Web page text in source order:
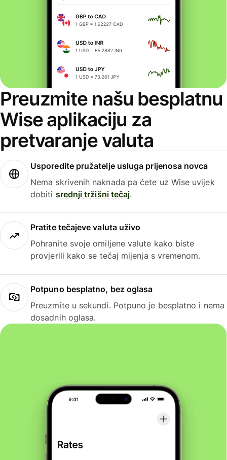
Preuzmite našu besplatnu
Wise aplikaciju za
pretvaranje valuta
Usporedite pružatelje usluga prijenosa novca
Nema skrivenih naknada pa ćete uz Wise uvijek
dobiti srednji tržišni tečaj.
Pratite tečajeve valuta uživo
Pohranite svoje omiljene valute kako biste
provjerili kako se tečaj mijenja s vremenom.
Potpuno besplatno, bez oglasa
Preuzmite u sekundi. Potpuno je besplatno i nema
dosadnih oglasa.